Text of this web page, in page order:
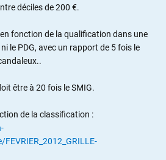
déciles de 200 €.
en fonction de la qualification dans une
le PDG, avec un rapport de 5 fois le
être à 20 fois le SMIG.
de la classification :